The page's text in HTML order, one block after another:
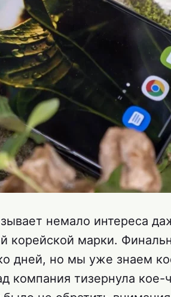
немало интереса
корейской марки.
дней, но мы уже знаем
компания тизернула кое-